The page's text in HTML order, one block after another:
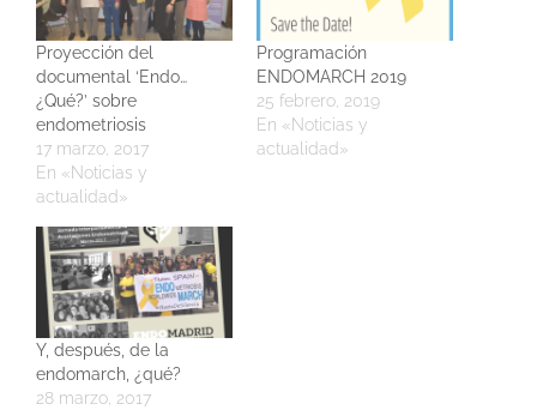
Proyección del
documental ‘Endo…
¿Qué?’ sobre
endometriosis
17 marzo, 2017
En «Noticias y
actualidad»
Programación
ENDOMARCH 2019
25 febrero, 2019
En «Noticias y
actualidad»
Y, después, de la
endomarch, ¿qué?
28 marzo, 2017